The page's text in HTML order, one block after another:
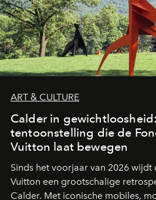
ART & CULTURE
Calder in
tentoonstelling die de
Vuitton laat bewegen
Sinds het voorjaar van 2026 wijdt
Vuitton een grootschalige
Calder. Met iconische mobiles,